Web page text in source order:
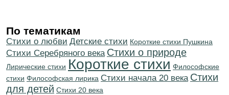
По тематикам
Стихи о любви Детские стихи Короткие стихи Пушкина
Cтихи Серебряного века Стихи о природе
Лирические стихи Короткие стихи Философские
стихи Философская лирика Cтихи начала 20 века Стихи
для детей Стихи 20 века